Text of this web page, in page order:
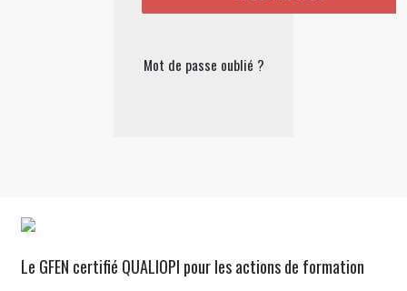
Mot de passe oublié ?
Le GFEN certifié QUALIOPI pour les actions de formation